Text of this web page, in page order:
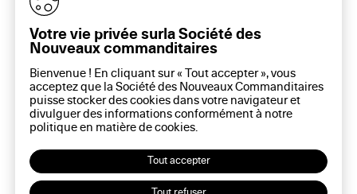
16 rue Rambuteau, 75003 Paris
Plan du site
Aide sur ce site
Gestion des cookies
Politique des cookies
Politique de confidentialité
Mentions légales
Votre vie privée surla Société des
Nouveaux commanditaires
Bienvenue ! En cliquant sur « Tout accepter », vous
acceptez que la Société des Nouveaux Commanditaires
puisse stocker des cookies dans votre navigateur et
divulguer des informations conformément à notre
politique en matière decookies.
Tout accepter